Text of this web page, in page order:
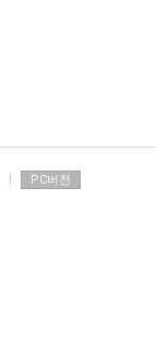
PC버전